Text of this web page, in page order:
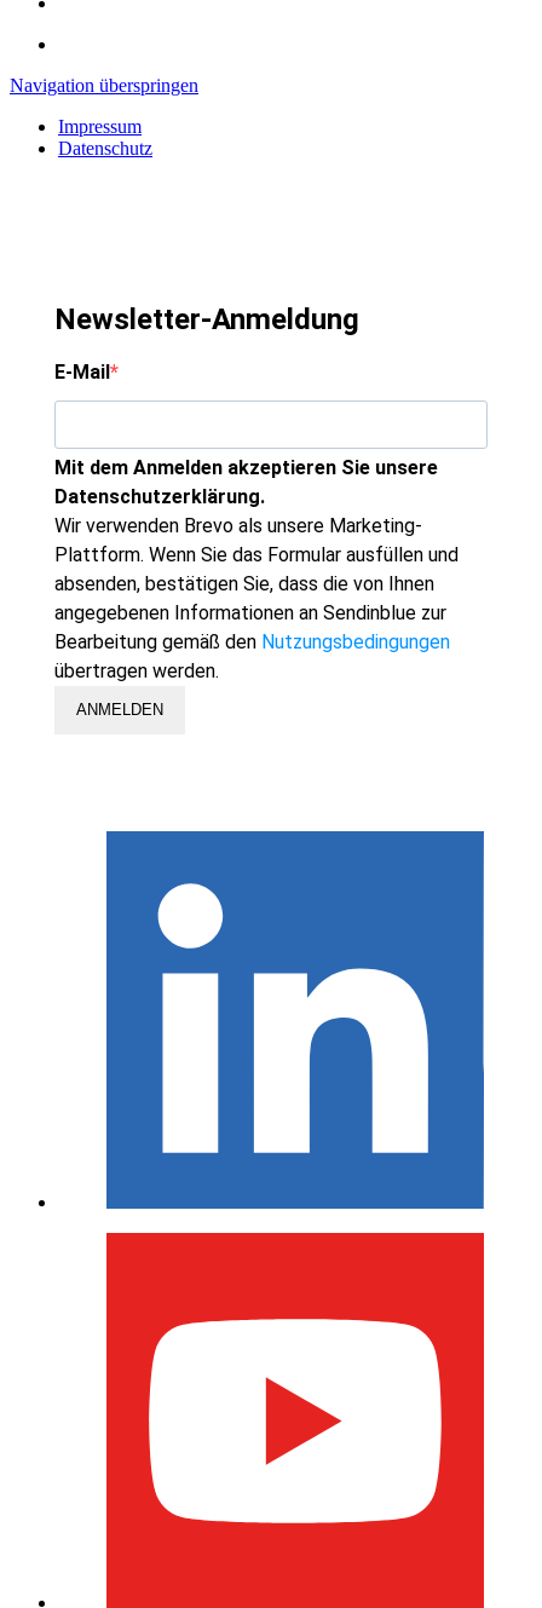
Navigation überspringen
Impressum
Datenschutz
Newsletter-Anmeldung
E-Mail
Mit dem Anmelden akzeptieren Sie unsere
Datenschutzerklärung.
Wir verwenden Brevo als unsere Marketing-
Plattform. Wenn Sie das Formular ausfüllen und
absenden, bestätigen Sie, dass die von Ihnen
angegebenen Informationen an Sendinblue zur
Bearbeitung gemäß den Nutzungsbedingungen
übertragen werden.
ANMELDEN